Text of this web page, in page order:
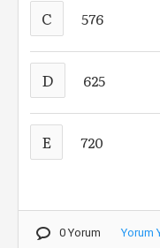
C 576
D 625
E 720
0 Yorum Yorum